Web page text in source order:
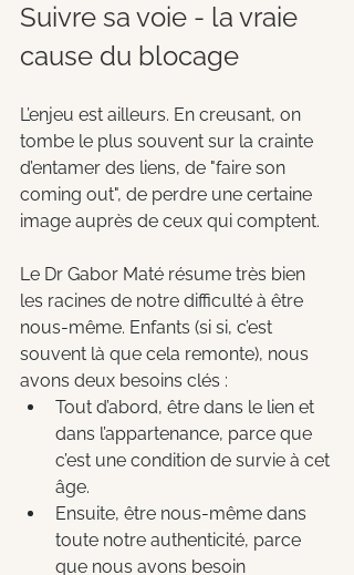
Suivre sa voie - la vraie
cause du blocage
L’enjeu est ailleurs. En creusant, on
tombe le plus souvent sur la crainte
d’entamer des liens, de "faire son
coming out", de perdre une certaine
image auprès de ceux qui comptent.
Le Dr Gabor Maté résume très bien
les racines de notre difficulté à être
nous-même. Enfants (si si, c’est
souvent là que cela remonte), nous
avons deux besoins clés :
Tout d’abord, être dans le lien et
dans l’appartenance, parce que
c’est une condition de survie à cet
âge.
Ensuite, être nous-même dans
toute notre authenticité, parce
que nous avons besoin